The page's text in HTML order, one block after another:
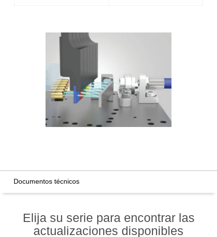
Documentos técnicos
Elija su serie para encontrar las
actualizaciones disponibles